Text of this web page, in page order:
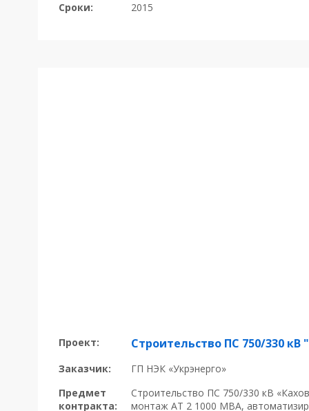
Сроки:
2015
Проект: Строительство ПС 750/330 кВ
Заказчик:
ГП НЭК «Укрэнерго»
Предмет
контракта:
Строительство ПС 750/330 кВ
монтаж АТ 2 1000 МВА,